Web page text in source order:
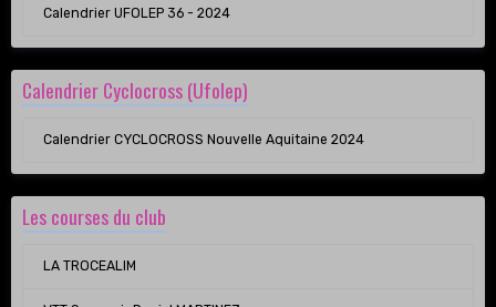
Calendrier UFOLEP 36 - 2024
Calendrier Cyclocross (Ufolep)
Calendrier CYCLOCROSS Nouvelle Aquitaine 2024
Les courses du club
LA TROCEALIM